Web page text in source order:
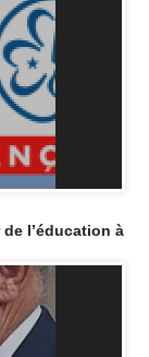
l’éducation à